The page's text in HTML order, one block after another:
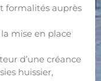
formalités auprès
mise en place
d’une créance
huissier,